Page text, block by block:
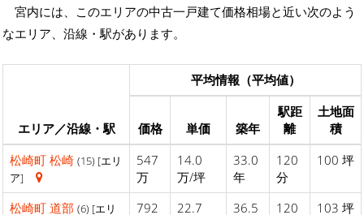
宮内には、このエリアの中古一戸建て価格相場と近い次のよう
なエリア、沿線・駅があります。
エリア／沿線・駅
平均情報（平均値）
価格 単価 築年
駅距
離
土地面
積
松崎町 松崎 (15) [エリ
ア]
547
万
14.0
万/坪
33.0
年
120
分
100 坪
松崎町 道部 (6) [エリ
792
22.7
36.5
120
103 坪